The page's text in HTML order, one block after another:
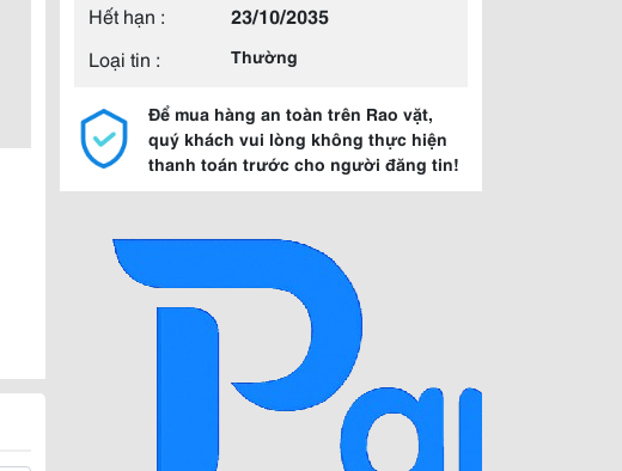
Hết hạn :
23/10/2035
Loại tin :
Thường
Để mua hàng an toàn trên Rao vặt,
quý khách vui lòng không thực hiện
thanh toán trước cho người đăng tin!